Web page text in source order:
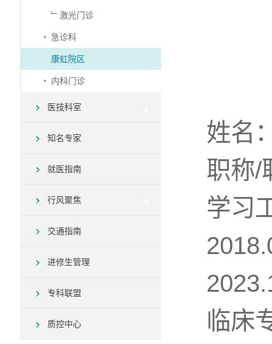
﹂激光门诊
急诊科
康虹院区
内科门诊
医技科室
知名专家
就医指南
行风聚焦
交通指南
进修生管理
专科联盟
质控中心
姓名
职称/
学习
临床